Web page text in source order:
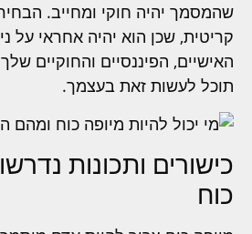
שהמסמך יהיה חוקי ומחייב.
קריטית, שכן הוא יהיה אחראי על
האישיים, הפיננסיים והחוקיים
תוכל לעשות זאת בעצמך.
כישורים ותכונות
כוח